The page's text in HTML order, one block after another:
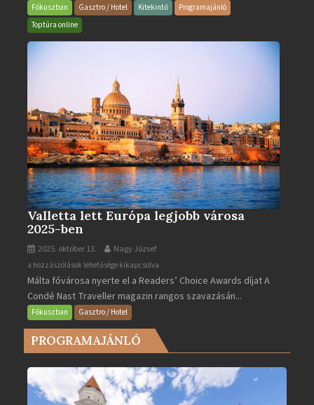
és
Gyógyfürdő
Fókuszban Gasztro / Hotel Kitekintő
Programajánló
Toptúra online
Valletta lett Európa legjobb városa
2025-ben
2025. október 13. Nagy József
Valletta
lett
Európa
legjobb
városa
2025-
bejegyzéshez
a hozzászólások lehetősége kikapcsolva
Málta fővárosa nyerte el a Readers’ Choice Awards díjat A
Condé Nast Traveller magazin rangos szavazásán...
Fókuszban Gasztro / Hotel
PROGRAMAJÁNLÓ